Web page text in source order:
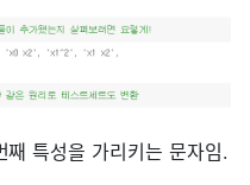
특성을 가리키는 문자임.